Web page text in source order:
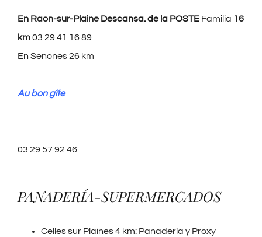
En Raon-sur-Plaine Descansa. de la POSTEFamilia 16
km03 29 41 16 89
En Senones 26 km
Au bon gîte
03 29 57 92 46
PANADERÍA-SUPERMERCADOS
Celles sur Plaines 4 km: Panadería y Proxy